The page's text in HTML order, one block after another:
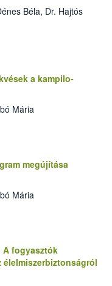
Béla, Dr. Hajtós
a kampilo­
Mária
megújítása
Mária
A fogyasztók
élelmiszerbiztonságról